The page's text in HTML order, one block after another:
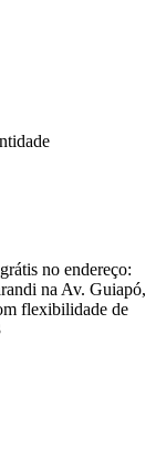
no endereço:
na Av. Guiapó,
flexibilidade de